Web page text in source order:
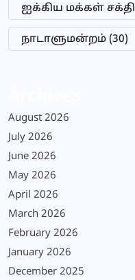
ஐக்கிய மக்கள் சக்தி
நாடாளுமன்றம் (30)
August 2026
July 2026
June 2026
May 2026
April 2026
March 2026
February 2026
January 2026
December 2025